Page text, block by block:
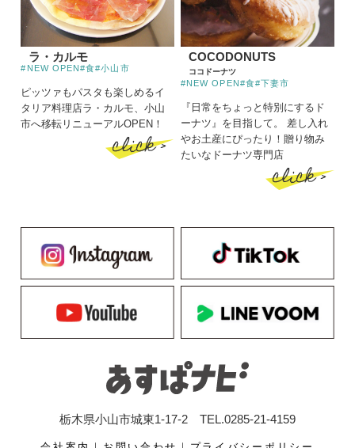
ラ・カルモ
#NEW OPEN#食#小山市
ピッツァもパスタも楽しめるイ
タリア料理店ラ・カルモ、小山
市へ移転リニューアルOPEN！
click >
COCODONUTS
ココドーナツ
#NEW OPEN #食#下妻市
『日常をちょっと特別にするド
ーナツ』を目指して。 差し入れ
やお土産にぴったり！贈り物み
たいなドーナツ専門店
click >
栃木県小山市城東1-17-2 TEL.0285-21-4159